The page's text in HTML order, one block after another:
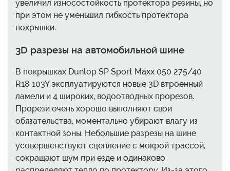
увеличил износостойкость протектора резины, но
при этом не уменьшил гибкость протектора
покрышки.
3D разрезы на автомобильной шине
В покрышках Dunlop SP Sport Maxx 050 275/40
R18 103Y эксплуатируются новые 3D втроенный
ламели и 4 широких, водоотводных прорезов.
Прорези очень хорошо выполняют свои
обязательства, моментально убирают влагу из
контактной зоны. Небольшие разрезы на шине
усовершенствуют сцепление с мокрой трассой,
сокращают шум при езде и одинаково